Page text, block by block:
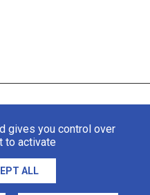
des cookies
gives you control over
to activate
ALL